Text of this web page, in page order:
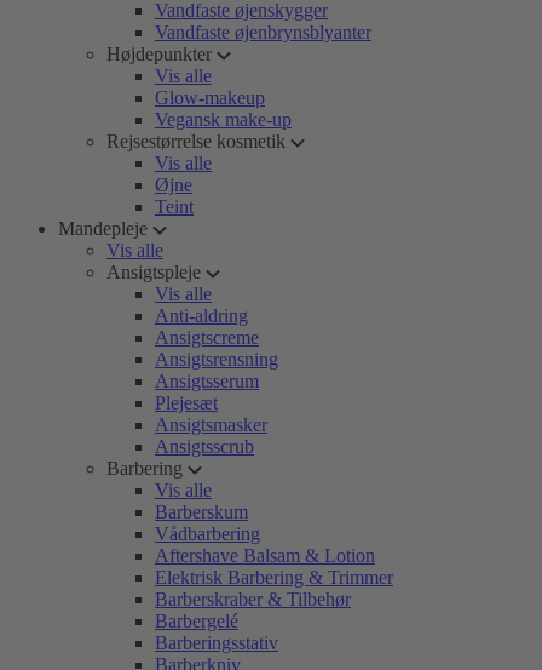
Vandfaste øjenskygger
Vandfaste øjenbrynsblyanter
Højdepunkter
Vis alle
Glow-makeup
Vegansk make-up
Rejsestørrelse kosmetik
Vis alle
Øjne
Teint
Mandepleje
Vis alle
Ansigtspleje
Vis alle
Anti-aldring
Ansigtscreme
Ansigtsrensning
Ansigtsserum
Plejesæt
Ansigtsmasker
Ansigtsscrub
Barbering
Vis alle
Barberskum
Vådbarbering
Aftershave Balsam & Lotion
Elektrisk Barbering & Trimmer
Barberskraber & Tilbehør
Barbergelé
Barberingsstativ
Barberkniv